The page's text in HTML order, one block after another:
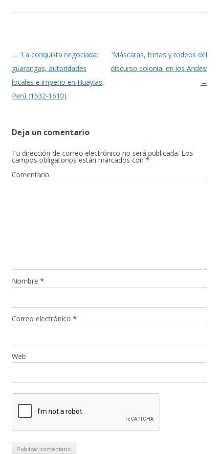
Navegación
de
entradas
← ‘La conquista negociada:
guarangas, autoridades
locales e imperio en Huaylas,
Perú (1532-1610)
‘Máscaras, tretas y rodeos del
discurso colonial en los Andes’
→
Deja un comentario
Tu dirección de correo electrónico no será publicada. Los
campos obligatorios están marcados con *
Comentario
Nombre *
Correo electrónico *
Web